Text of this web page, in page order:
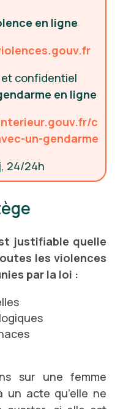
en ligne
confidentiel
en ligne
c
un-gendarme
24/24h
justifiable quelle
les violences
par la loi :
sur une femme
acte qu’elle ne